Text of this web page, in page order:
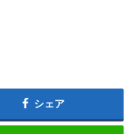
シェア